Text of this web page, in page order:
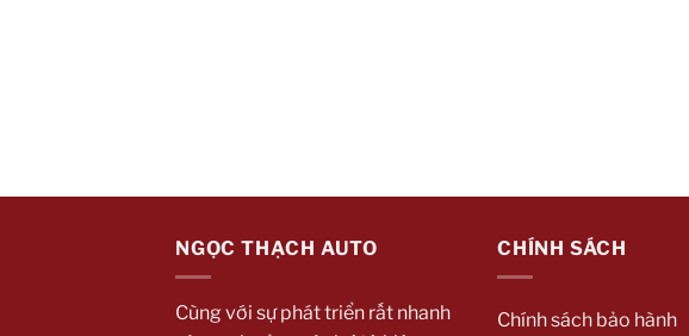
NGỌC THẠCH AUTO
Cùng với sự phát triển rất nhanh
CHÍNH SÁCH
Chính sách bảo hành